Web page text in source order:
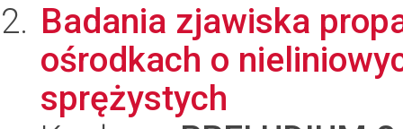
Badania zjawiska
ośrodkach o
sprężystych